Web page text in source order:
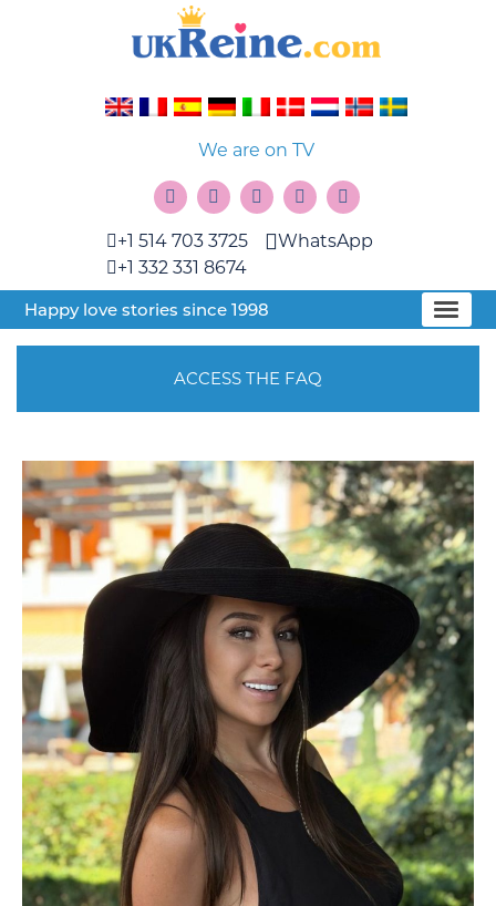
We are on TV
+1 514 703 3725
+1 332 331 8674
WhatsApp
Happy love stories since 1998
ACCESS THE FAQ